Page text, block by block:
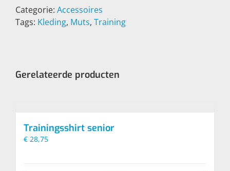
Categorie: Accessoires
Tags: Kleding, Muts, Training
Gerelateerde producten
Trainingsshirt senior
€ 28,75